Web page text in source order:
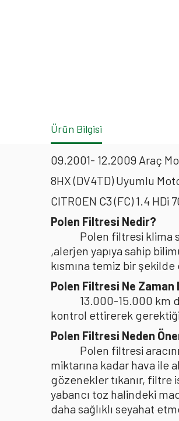
Ürün Bilgisi
09.2001- 12.2009 Araç
8HX (DV4TD) Uyumlu
CITROEN C3 (FC) 1.4
Polen Filtresi Nedir?
Polen filtresi klima
,alerjen yapıya sahip
kısmına temiz bir
Polen Filtresi Ne Zaman
13.000-15.000 km
kontrol ettirerek gerektiği
Polen Filtresi Neden
Polen filtresi
miktarına kadar hava ile
gözenekler tıkanır, filtre
yabancı toz halindeki
daha sağlıklı seyahat